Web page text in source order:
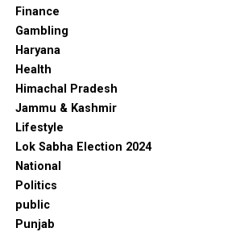
Finance
Gambling
Haryana
Health
Himachal Pradesh
Jammu & Kashmir
Lifestyle
Lok Sabha Election 2024
National
Politics
public
Punjab